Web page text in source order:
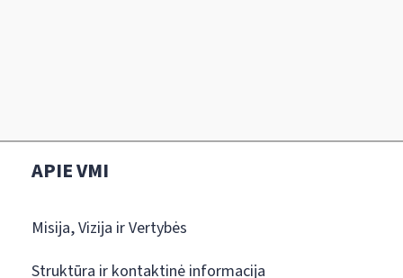
APIE VMI
Misija, Vizija ir Vertybės
Struktūra ir kontaktinė informacija